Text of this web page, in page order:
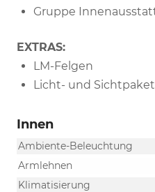
Gruppe
EXTRAS:
LM-Felgen
Licht- und Sichtpaket
Innen
Ambiente-Beleuchtung
Armlehnen
Klimatisierung